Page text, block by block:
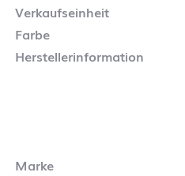
Verkaufseinheit
Farbe
Herstellerinformation
Marke